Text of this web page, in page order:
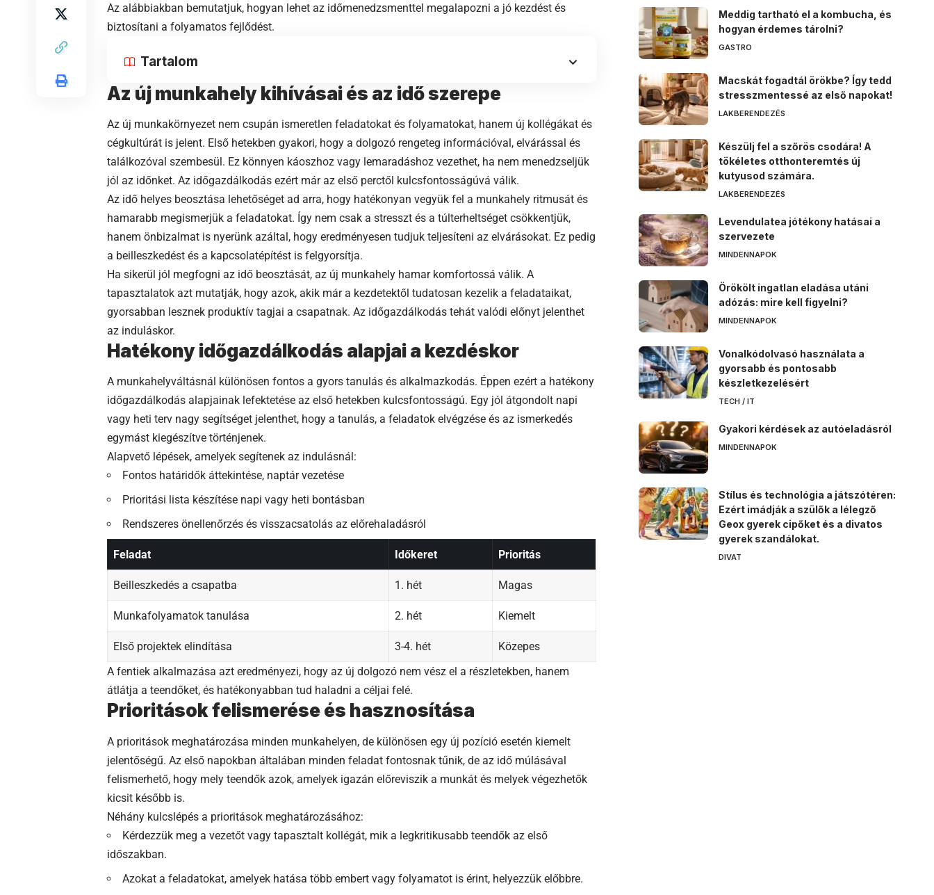
Az alábbiakban bemutatjuk, hogyan lehet az időmenedzsmenttel megalapozni a jó kezdést és
biztosítani a folyamatos fejlődést.
Tartalom
Az új munkahely kihívásai és az idő szerepe
Az új munkakörnyezet nem csupán ismeretlen feladatokat és folyamatokat, hanem új kollégákat és
cégkultúrát is jelent. Első hetekben gyakori, hogy a dolgozó rengeteg információval, elvárással és
találkozóval szembesül. Ez könnyen káoszhoz vagy lemaradáshoz vezethet, ha nem menedzseljük
jól az időnket. Az időgazdálkodás ezért már az első perctől kulcsfontosságúvá válik.
Az idő helyes beosztása lehetőséget ad arra, hogy hatékonyan vegyük fel a munkahely ritmusát és
hamarabb megismerjük a feladatokat. Így nem csak a stresszt és a túlterheltséget csökkentjük,
hanem önbizalmat is nyerünk azáltal, hogy eredményesen tudjuk teljesíteni az elvárásokat. Ez pedig
a beilleszkedést és a kapcsolatépítést is felgyorsítja.
Ha sikerül jól megfogni az idő beosztását, az új munkahely hamar komfortossá válik. A
tapasztalatok azt mutatják, hogy azok, akik már a kezdetektől tudatosan kezelik a feladataikat,
gyorsabban lesznek produktív tagjai a csapatnak. Az időgazdálkodás tehát valódi előnyt jelenthet
az induláskor.
Hatékony időgazdálkodás alapjai a kezdéskor
A munkahelyváltásnál különösen fontos a gyors tanulás és alkalmazkodás. Éppen ezért a hatékony
időgazdálkodás alapjainak lefektetése az első hetekben kulcsfontosságú. Egy jól átgondolt napi
vagy heti terv nagy segítséget jelenthet, hogy a tanulás, a feladatok elvégzése és az ismerkedés
egymást kiegészítve történjenek.
Alapvető lépések, amelyek segítenek az indulásnál:
Fontos határidők áttekintése, naptár vezetése
Prioritási lista készítése napi vagy heti bontásban
Rendszeres önellenőrzés és visszacsatolás az előrehaladásról
Feladat Időkeret Prioritás
Beilleszkedés a csapatba 1. hét Magas
Munkafolyamatok tanulása 2. hét Kiemelt
Első projektek elindítása 3-4. hét
Közepes
A fentiek alkalmazása azt eredményezi, hogy az új dolgozó nem vész el a részletekben, hanem
átlátja a teendőket, és hatékonyabban tud haladni a céljai felé.
Prioritások felismerése és hasznosítása
A prioritások meghatározása minden munkahelyen, de különösen egy új pozíció esetén kiemelt
jelentőségű. Az első napokban általában minden feladat fontosnak tűnik, de az idő múlásával
felismerhető, hogy mely teendők azok, amelyek igazán előreviszik a munkát és melyek végezhetők
kicsit később is.
Néhány kulcslépés a prioritások meghatározásához:
Kérdezzük meg a vezetőt vagy tapasztalt kollégát, mik a legkritikusabb teendők az első
időszakban.
Azokat a feladatokat, amelyek hatása több embert vagy folyamatot is érint, helyezzük előbbre.
Meddig tartható el a kombucha, és
hogyan érdemes tárolni?
GASTRO
Macskát fogadtál örökbe? Így tedd
stresszmentessé az első napokat!
LAKBERENDEZÉS
Készülj fel a szőrös csodára! A
tökéletes otthonteremtés új
kutyusod számára.
LAKBERENDEZÉS
Levendulatea jótékony hatásai a
szervezete
MINDENNAPOK
Örökölt ingatlan eladása utáni
adózás: mire kell figyelni?
MINDENNAPOK
Vonalkódolvasó használata a
gyorsabb és pontosabb
készletkezelésért
TECH / IT
Gyakori kérdések az autóeladásról
MINDENNAPOK
Stílus és technológia a játszótéren:
Ezért imádják a szülők a lélegző
Geox gyerek cipőket és a divatos
gyerek szandálokat.
DIVAT